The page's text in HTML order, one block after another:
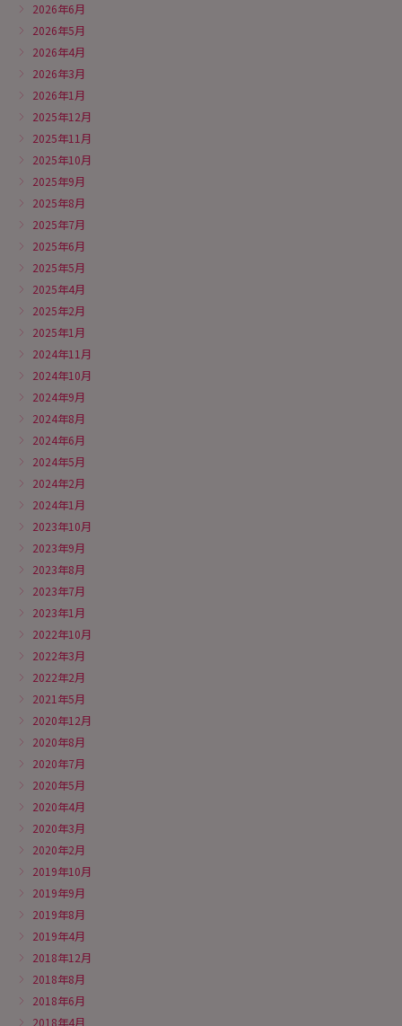
2026年6月
2026年5月
2026年4月
2026年3月
2026年1月
2025年12月
2025年11月
2025年10月
2025年9月
2025年8月
2025年7月
2025年6月
2025年5月
2025年4月
2025年2月
2025年1月
2024年11月
2024年10月
2024年9月
2024年8月
2024年6月
2024年5月
2024年2月
2024年1月
2023年10月
2023年9月
2023年8月
2023年7月
2023年1月
2022年10月
2022年3月
2022年2月
2021年5月
2020年12月
2020年8月
2020年7月
2020年5月
2020年4月
2020年3月
2020年2月
2019年10月
2019年9月
2019年8月
2019年4月
2018年12月
2018年8月
2018年6月
2018年4月